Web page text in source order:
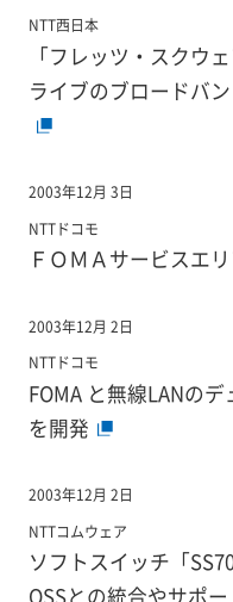
NTT西日本
「フレッツ・スクウ
ライブのブロードバ
2003年12月 3日
NTTドコモ
ＦＯＭＡサービスエ
2003年12月 2日
NTTドコモ
FOMA と無線LANの
を開発
2003年12月 2日
NTTコムウェア
ソフトスイッチ「